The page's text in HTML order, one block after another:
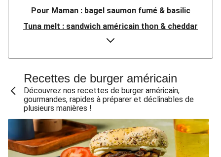
Pour Maman : bagel saumon fumé & basilic
Tuna melt : sandwich américain thon & cheddar
Salade de farfalle au lard & sauce ciboulette
Burger à la mozza panée & avocat
Sandwich au porc effiloché & aïoli
Hot dog au bœuf haché & cheddar
Bagel façon BLT (bacon, lettuce, tomato)
Bagel avocat, poulet & roquette
Wraps poulet avocat, sauce yaourt aux épices
Salade de grenailles & poulet grillé
Recettes de burger américain
Découvrez nos recettes de burger américain,
gourmandes, rapides à préparer et déclinables de
plusieurs manières !